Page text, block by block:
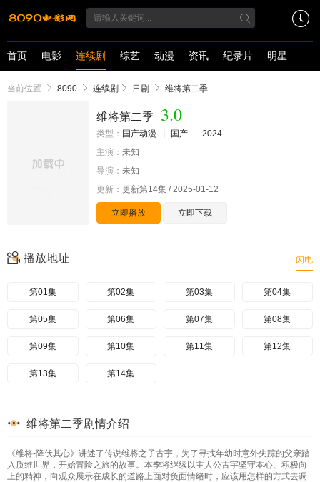
首页 电影 连续剧 综艺 动漫 资讯 纪录片 明星
当前位置 8090 连续剧 日剧 维将第二季
维将第二季 3.0
类型： 国产动漫 国产
2024
主演： 未知
导演： 未知
更新： 更新第14集 / 2025-01-12
立即播放 立即下载
播放地址 闪电
第01集 第02集 第03集 第04集
第05集 第06集 第07集 第08集
第09集 第10集 第11集 第12集
第13集 第14集
维将第二季剧情介绍
《维将-降伏其心》讲述了传说维将之子古宇，为了寻找年幼时意外失踪的父亲踏
入质维世界，开始冒险之旅的故事。本季将继续以主人公古宇坚守本心、积极向
上的精神，向观众展示在成长的道路上面对负面情绪时，应该用怎样的方式去调